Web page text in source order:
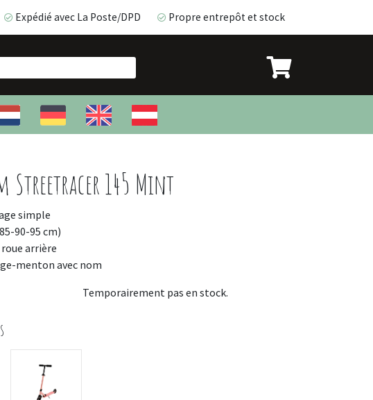
Expédié avec La Poste/DPD Propre entrepôt et stock
Expédié avec La Poste/DPD
145 Mint
simple
90-95 cm)
arrière
menton avec nom
Temporairement pas en stock.